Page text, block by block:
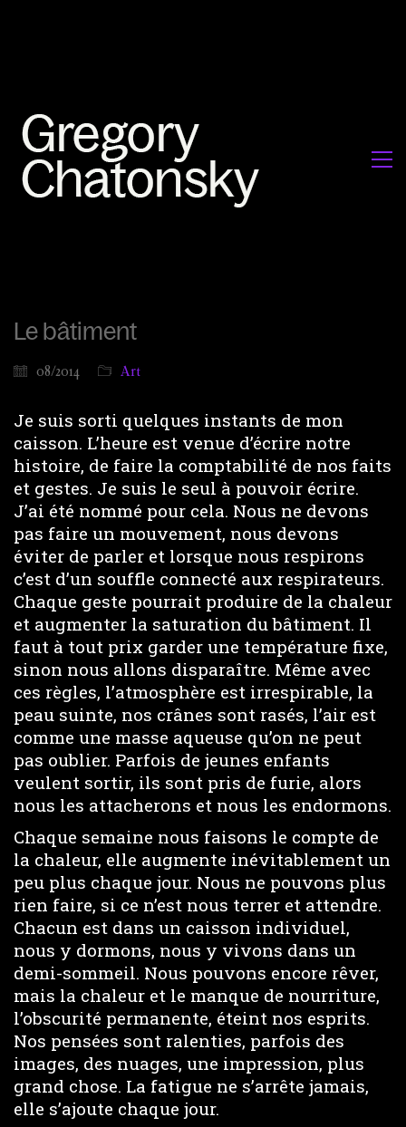
Le bâtiment
08/2014 Art
Je suis sorti quelques instants de mon
caisson. L’heure est venue d’écrire notre
histoire, de faire la comptabilité de nos faits
et gestes. Je suis le seul à pouvoir écrire.
J’ai été nommé pour cela. Nous ne devons
pas faire un mouvement, nous devons
éviter de parler et lorsque nous respirons
c’est d’un souffle connecté aux respirateurs.
Chaque geste pourrait produire de la chaleur
et augmenter la saturation du bâtiment. Il
faut à tout prix garder une température fixe,
sinon nous allons disparaître. Même avec
ces règles, l’atmosphère est irrespirable, la
peau suinte, nos crânes sont rasés, l’air est
comme une masse aqueuse qu’on ne peut
pas oublier. Parfois de jeunes enfants
veulent sortir, ils sont pris de furie, alors
nous les attacherons et nous les endormons.
Chaque semaine nous faisons le compte de
la chaleur, elle augmente inévitablement un
peu plus chaque jour. Nous ne pouvons plus
rien faire, si ce n’est nous terrer et attendre.
Chacun est dans un caisson individuel,
nous y dormons, nous y vivons dans un
demi-sommeil. Nous pouvons encore rêver,
mais la chaleur et le manque de nourriture,
l’obscurité permanente, éteint nos esprits.
Nos pensées sont ralenties, parfois des
images, des nuages, une impression, plus
grand chose. La fatigue ne s’arrête jamais,
elle s’ajoute chaque jour.